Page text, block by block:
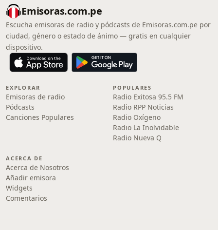
Emisoras.com.pe
Escucha emisoras de radio y pódcasts de Emisoras.com.pe por
ciudad, género o estado de ánimo — gratis en cualquier
dispositivo.
EXPLORAR
Emisoras de radio
Pódcasts
Canciones Populares
POPULARES
Radio Exitosa 95.5 FM
Radio RPP Noticias
Radio Oxígeno
Radio La Inolvidable
Radio Nueva Q
ACERCA DE
Acerca de Nosotros
Añadir emisora
Widgets
Comentarios